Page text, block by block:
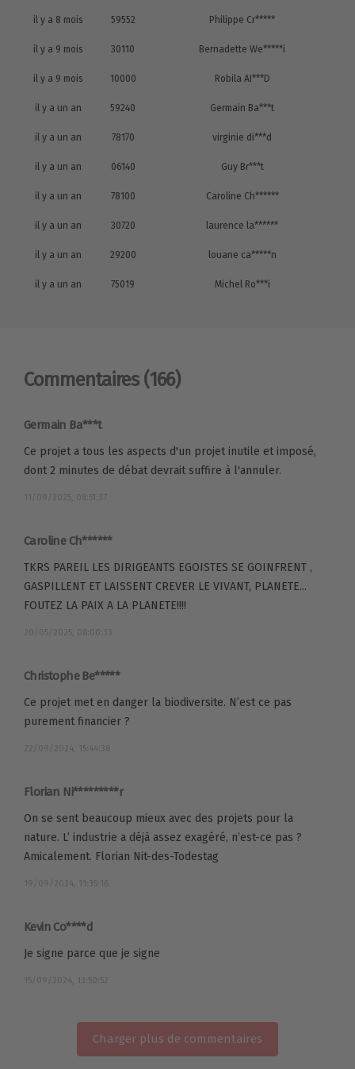
il y a 8 mois 59552 Philippe Cr*****
il y a 9 mois 30110 Bernadette We*****i
il y a 9 mois 10000 Robila AI***D
il y a un an 59240 Germain Ba***t
il y a un an 78170 virginie di***d
il y a un an 06140 Guy Br***t
il y a un an 78100 Caroline Ch******
il y a un an 30720 laurence la******
il y a un an 29200 louane ca*****n
il y a un an 75019 Michel Ro***i
Commentaires (166)
Germain Ba***t
Ce projet a tous les aspects d'un projet inutile et imposé,
dont 2 minutes de débat devrait suffire à l'annuler.
11/09/2025, 08:51:37
Caroline Ch******
TKRS PAREIL LES DIRIGEANTS EGOISTES SE GOINFRENT ,
GASPILLENT ET LAISSENT CREVER LE VIVANT, PLANETE...
FOUTEZ LA PAIX A LA PLANETE!!!!
20/05/2025, 08:00:33
Christophe Be*****
Ce projet met en danger la biodiversite. N’est ce pas
purement financier ?
22/09/2024, 15:44:38
Florian Ni*********r
On se sent beaucoup mieux avec des projets pour la
nature. L’ industrie a déjà assez exagéré, n’est-ce pas ?
Amicalement. Florian Nit-des-Todestag
19/09/2024, 11:35:16
Kevin Co****d
Je signe parce que je signe
15/09/2024, 13:50:52
Charger plus de commentaires